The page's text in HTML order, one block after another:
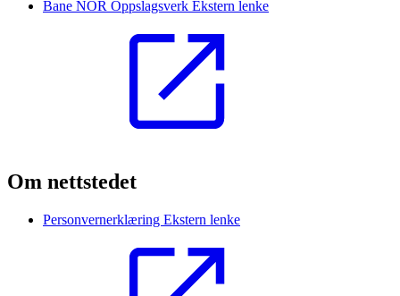
Bane NOR Oppslagsverk Ekstern lenke
Om nettstedet
Personvernerklæring Ekstern lenke